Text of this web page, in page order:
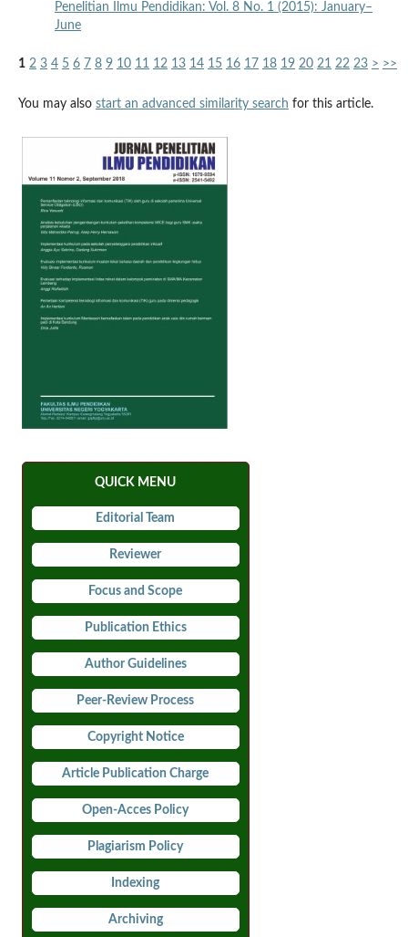
Penelitian Ilmu Pendidikan: Vol. 8 No. 1 (2015): January–
June
1 2 3 4 5 6 7 8 9 10 11 12 13 14 15 16 17 18 19 20 21 22 23 > >>
You may also start an advanced similarity search for this article.
QUICK MENU
Editorial Team
Reviewer
Focus and Scope
Publication Ethics
Author Guidelines
Peer-Review Process
Copyright Notice
Article Publication Charge
Open-Acces Policy
Plagiarism Policy
Indexing
Archiving